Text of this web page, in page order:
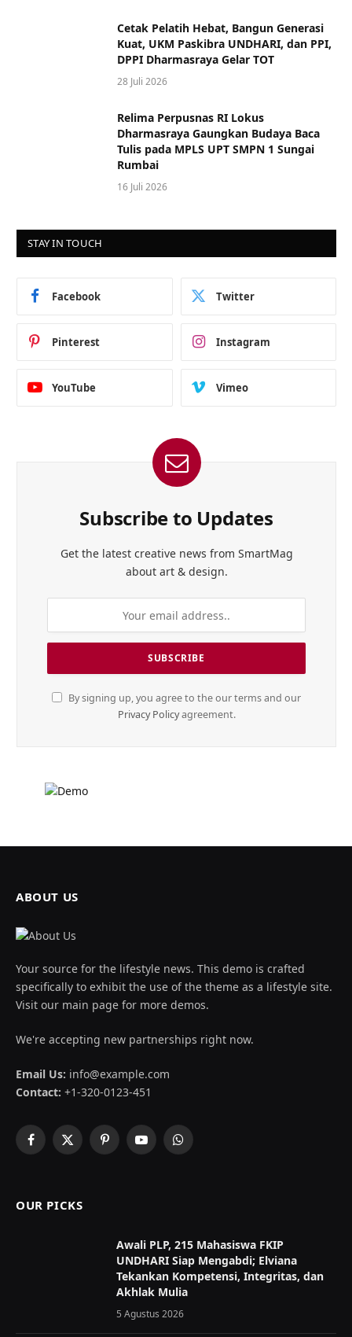
Cetak Pelatih Hebat, Bangun Generasi
Kuat, UKM Paskibra UNDHARI, dan PPI,
DPPI Dharmasraya Gelar TOT
28 Juli 2026
Relima Perpusnas RI Lokus
Dharmasraya Gaungkan Budaya Baca
Tulis pada MPLS UPT SMPN 1 Sungai
Rumbai
16 Juli 2026
STAY IN TOUCH
Facebook Twitter
Pinterest Instagram
YouTube Vimeo
Subscribe to Updates
Get the latest creative news from SmartMag
about art & design.
By signing up, you agree to the our terms and our
Privacy Policyagreement.
ABOUT US
Your source for the lifestyle news. This demo is crafted
specifically to exhibit the use of the theme as a lifestyle site.
Visit our main page for more demos.
We're accepting new partnerships right now.
Email Us: info@example.com
Contact: +1-320-0123-451
Facebook
X
PinterestYouTubeWhatsApp
OUR PICKS
Awali PLP, 215 Mahasiswa FKIP
UNDHARI Siap Mengabdi; Elviana
Tekankan Kompetensi, Integritas, dan
Akhlak Mulia
5 Agustus 2026